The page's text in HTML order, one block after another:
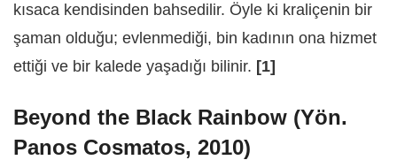
kısaca kendisinden bahsedilir. Öyle ki kraliçenin bir
şaman olduğu; evlenmediği, bin kadının ona hizmet
ettiği ve bir kalede yaşadığı bilinir. [1]
Beyond the Black Rainbow (Yön.
Panos Cosmatos, 2010)